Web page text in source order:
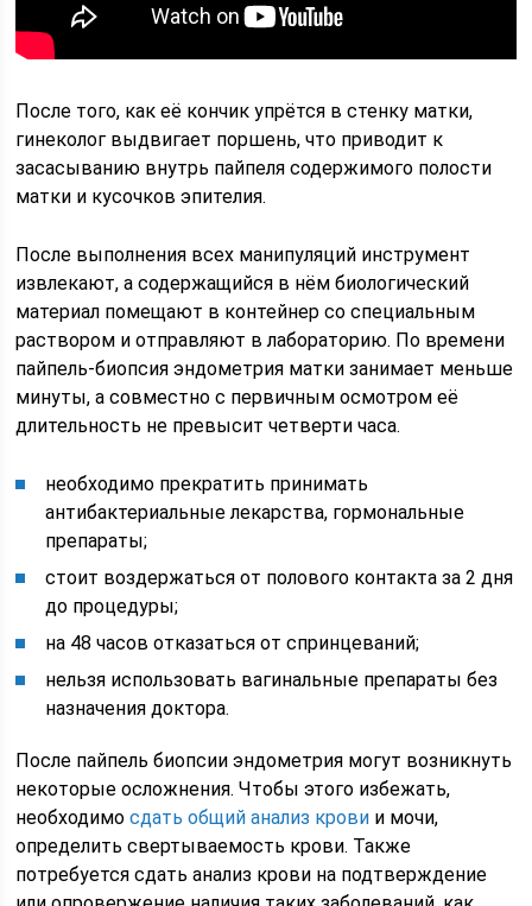
После того, как её кончик упрётся в стенку матки,
гинеколог выдвигает поршень, что приводит к
засасыванию внутрь пайпеля содержимого полости
матки и кусочков эпителия.
После выполнения всех манипуляций инструмент
извлекают, а содержащийся в нём биологический
материал помещают в контейнер со специальным
раствором и отправляют в лабораторию. По времени
пайпель-биопсия эндометрия матки занимает меньше
минуты, а совместно с первичным осмотром её
длительность не превысит четверти часа.
необходимо прекратить принимать
антибактериальные лекарства, гормональные
препараты;
стоит воздержаться от полового контакта за 2 дня
до процедуры;
на 48 часов отказаться от спринцеваний;
нельзя использовать вагинальные препараты без
назначения доктора.
После пайпель биопсии эндометрия могут возникнуть
некоторые осложнения. Чтобы этого избежать,
необходимосдать общий анализ крови и мочи,
определить свертываемость крови. Также
потребуется сдать анализ крови на подтверждение